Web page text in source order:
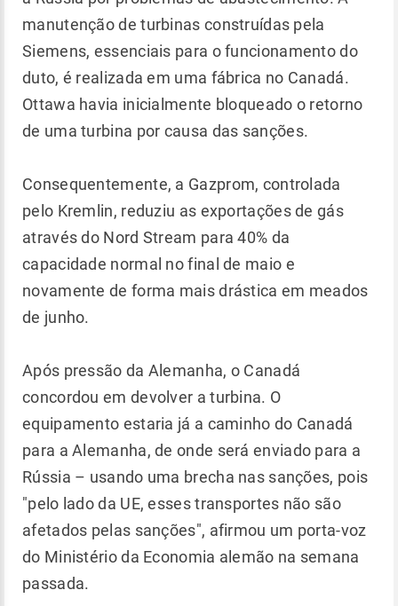
manutenção de turbinas construídas pela
Siemens, essenciais para o funcionamento do
duto, é realizada em uma fábrica no Canadá.
Ottawa havia inicialmente bloqueado o retorno
de uma turbina por causa das sanções.
Consequentemente, a Gazprom, controlada
pelo Kremlin, reduziu as exportações de gás
através do Nord Stream para 40% da
capacidade normal no final de maio e
novamente de forma mais drástica em meados
de junho.
Após pressão da Alemanha, o Canadá
concordou em devolver a turbina. O
equipamento estaria já a caminho do Canadá
para a Alemanha, de onde será enviado para a
Rússia – usando uma brecha nas sanções, pois
"pelo lado da UE, esses transportes não são
afetados pelas sanções", afirmou um porta-voz
do Ministério da Economia alemão na semana
passada.